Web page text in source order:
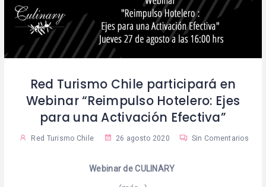
Red Turismo Chile participará en
Webinar “Reimpulso Hotelero: Ejes
para una Activación Efectiva”
Red Turismo Chile 26 agosto 2020 Sin Comentarios
Webinar deCULINARY